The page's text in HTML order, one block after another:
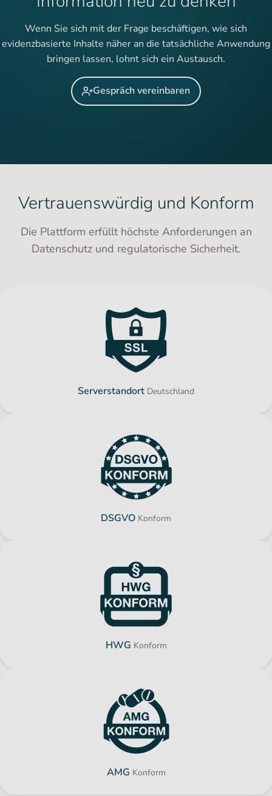
Wenn Sie sich mit der Frage beschäftigen, wie sich
evidenzbasierte Inhalte näher an die tatsächliche Anwendung
bringen lassen, lohnt sich ein Austausch.
Gespräch vereinbaren
Vertrauenswürdig und Konform
Die Plattform erfüllt höchste Anforderungen an
Datenschutz und regulatorische Sicherheit.
Serverstandort Deutschland
DSGVO Konform
HWG Konform
AMG Konform